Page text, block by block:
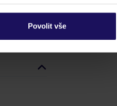
azásadách ochrany
Povolit vše